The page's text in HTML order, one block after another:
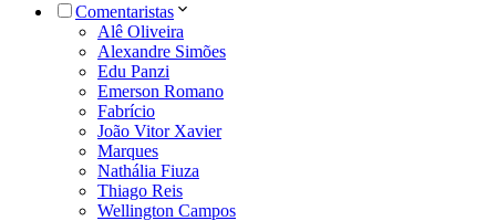
Comentaristas
Alê Oliveira
Alexandre Simões
Edu Panzi
Emerson Romano
Fabrício
João Vitor Xavier
Marques
Nathália Fiuza
Thiago Reis
Wellington Campos